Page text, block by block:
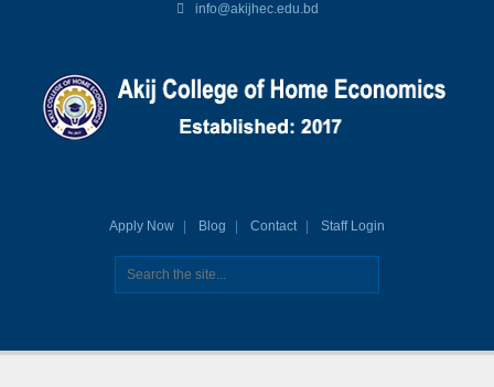
info@akijhec.edu.bd
Apply Now Blog Contact Staff Login